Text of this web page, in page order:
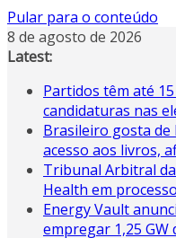
Pular para o conteúdo
8 de agosto de 2026
Latest:
Partidos têm até
candidaturas nas
Brasileiro gosta de
acesso aos livros,
Tribunal Arbitral da
Health em
Energy Vault
empregar 1,25